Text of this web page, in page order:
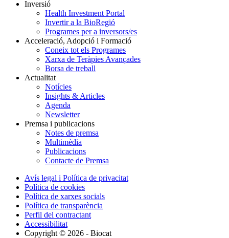
Inversió
Health Investment Portal
Invertir a la BioRegió
Programes per a inversors/es
Acceleració, Adopció i Formació
Coneix tot els Programes
Xarxa de Teràpies Avançades
Borsa de treball
Actualitat
Notícies
Insights & Articles
Agenda
Newsletter
Premsa i publicacions
Notes de premsa
Multimèdia
Publicacions
Contacte de Premsa
Avís legal i Política de privacitat
Política de cookies
Política de xarxes socials
Política de transparència
Perfil del contractant
Accessibilitat
Copyright © 2026 - Biocat